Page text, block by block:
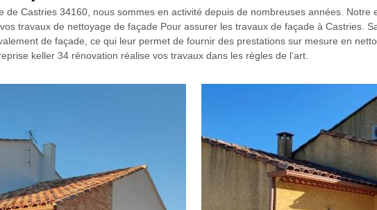
de Castries 34160, nous sommes en activité depuis de nombreuses années. Notre
travaux de nettoyage de façade Pour assurer les travaux de façade à Castries.
de façade, ce qui leur permet de fournir des prestations sur mesure en
keller 34 rénovation réalise vos travaux dans les règles de l’art.